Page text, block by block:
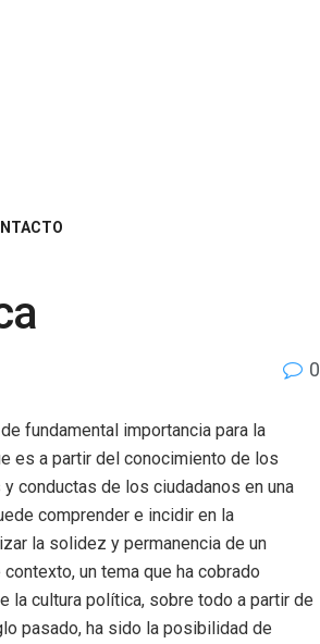
0
fundamental importancia para la
es a partir del conocimiento de los
conductas de los ciudadanos en una
comprender e incidir en la
la solidez y permanencia de un
un tema que ha cobrado
la cultura política, sobre todo a partir de
pasado, ha sido la posibilidad de